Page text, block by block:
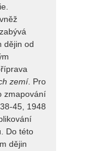
dějin od
zemí. Pro
zmapování
45, 1948
Do této
dějin